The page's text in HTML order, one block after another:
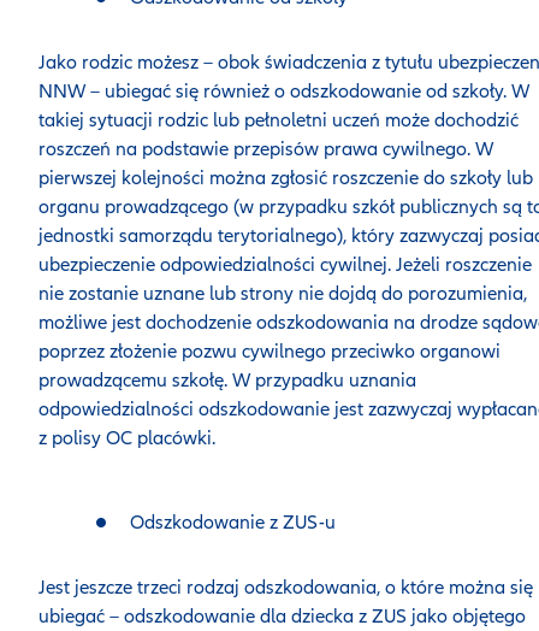
Jako rodzic możesz – obok świadczenia z tytułu
NNW – ubiegać się również o odszkodowanie od szkoły. W
takiej sytuacji rodzic lub pełnoletni uczeń może dochodzić
roszczeń na podstawie przepisów prawa cywilnego. W
pierwszej kolejności można zgłosić roszczenie do szkoły lub
organu prowadzącego (w przypadku szkół publicznych są
jednostki samorządu terytorialnego), który zazwyczaj
ubezpieczenie odpowiedzialności cywilnej. Jeżeli roszczenie
nie zostanie uznane lub strony nie dojdą do porozumienia,
możliwe jest dochodzenie odszkodowania na drodze
poprzez złożenie pozwu cywilnego przeciwko organowi
prowadzącemu szkołę. W przypadku uznania
odpowiedzialności odszkodowanie jest zazwyczaj
z polisy OC placówki.
Odszkodowanie z ZUS-u
Jest jeszcze trzeci rodzaj odszkodowania, o które można się
ubiegać – odszkodowanie dla dziecka z ZUS jako objętego